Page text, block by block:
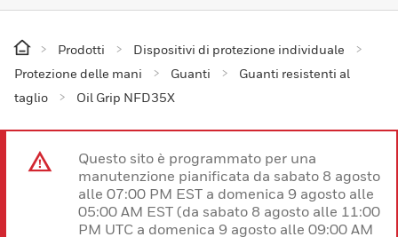
Prodotti
Dispositivi di protezione individuale
Protezione delle mani
Guanti
Guanti resistenti al
taglio
Oil Grip NFD35X
Questo sito è programmato per una
manutenzione pianificata da sabato 8 agosto
alle 07:00 PM EST a domenica 9 agosto alle
05:00 AM EST (da sabato 8 agosto alle 11:00
PM UTC a domenica 9 agosto alle 09:00 AM